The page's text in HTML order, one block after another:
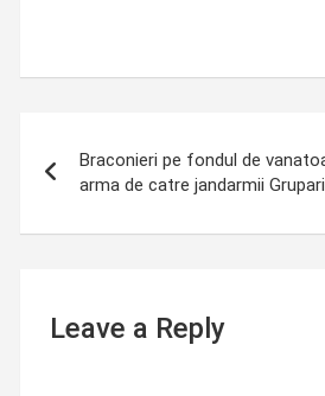
navigation
Braconieri pe fondul de
arma de catre jandarmii
Leave a Reply